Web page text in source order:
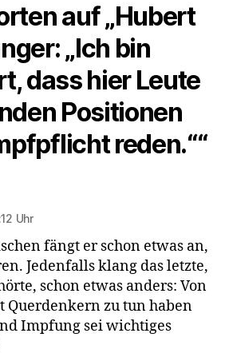
auf „Hubert
„Ich bin
dass hier Leute
Positionen
reden.““
Uhr
fängt er schon etwas an,
Jedenfalls klang das letzte,
schon etwas anders: Von
Querdenkern zu tun haben
Impfung sei wichtiges